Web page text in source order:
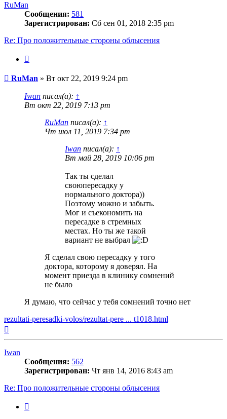
RuMan
Сообщения: 581
Зарегистрирован: Сб сен 01, 2018 2:35 pm
Re: Про положительные стороны облысения
Сообщение
RuMan » Вт окт 22, 2019 9:24 pm
Iwan писал(а): ↑
Вт окт 22, 2019 7:13 pm
RuMan писал(а): ↑
Чт июл 11, 2019 7:34 pm
Iwan писал(а): ↑
Вт май 28, 2019 10:06 pm
Так ты сделал
своюпересадку у
нормального доктора))
Поэтому можно и забыть.
Мог и съекономить на
пересадке в стремных
местах. Но ты же такой
вариант не выбрал
Я сделал свою пересадку у того
доктора, которому я доверял. На
момент приезда в клинику сомнений
не было
Я думаю, что сейчас у тебя сомнений точно нет
rezultati-peresadki-volos/rezultat-pere ... t1018.html
Iwan
Сообщения: 562
Зарегистрирован: Чт янв 14, 2016 8:43 am
Re: Про положительные стороны облысения